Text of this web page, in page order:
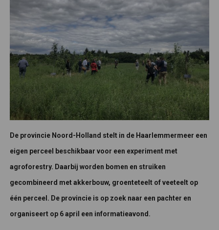
De provincie Noord-Holland stelt in de Haarlemmermeer een
eigen perceel beschikbaar voor een experiment met
agroforestry. Daarbij worden bomen en struiken
gecombineerd met akkerbouw, groenteteelt of veeteelt op
één perceel. De provincie is op zoek naar een pachter en
organiseert op 6 april een informatieavond.